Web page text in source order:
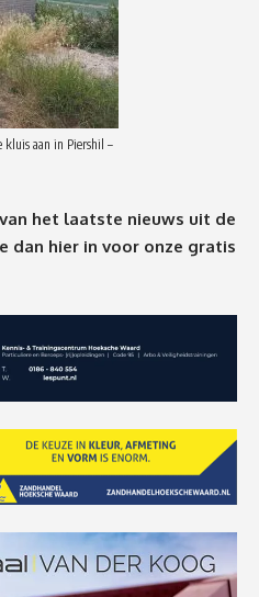
aan in Piershil –
het laatste nieuws uit de
dan hier in voor onze gratis